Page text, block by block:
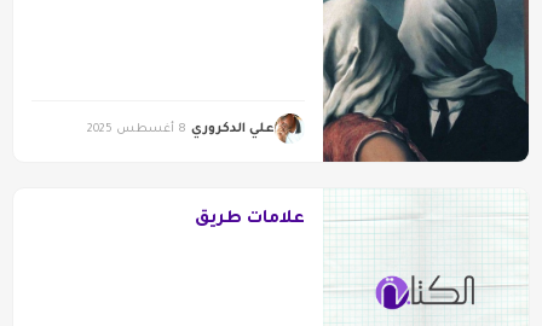
علي الدكروري 8 أغسطس 2025
علامات طريق